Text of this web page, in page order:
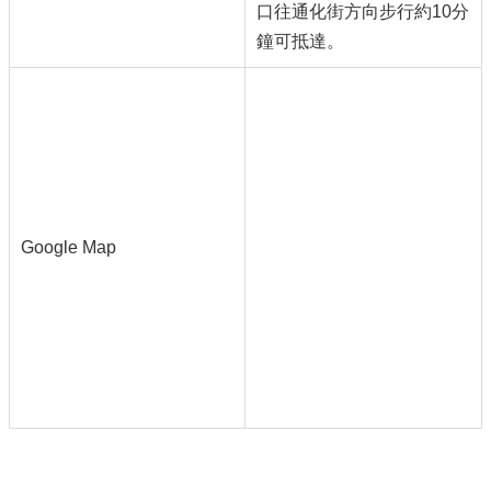
口往通化街方向步行約10分
鐘可抵達。
Google Map